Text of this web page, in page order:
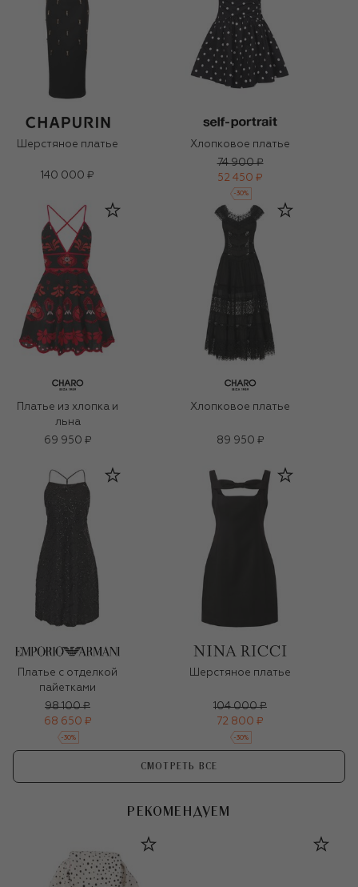
Шерстяное платье
140 000 ₽
Хлопковое платье
74 900 ₽
52 450 ₽
-30%
Платье из хлопка и
льна
69 950 ₽
Хлопковое платье
89 950 ₽
Платье с отделкой
пайетками
98 100 ₽
68 650 ₽
-30%
Шерстяное платье
104 000 ₽
72 800 ₽
-30%
СМОТРЕТЬ ВСЕ
РЕКОМЕНДУЕМ